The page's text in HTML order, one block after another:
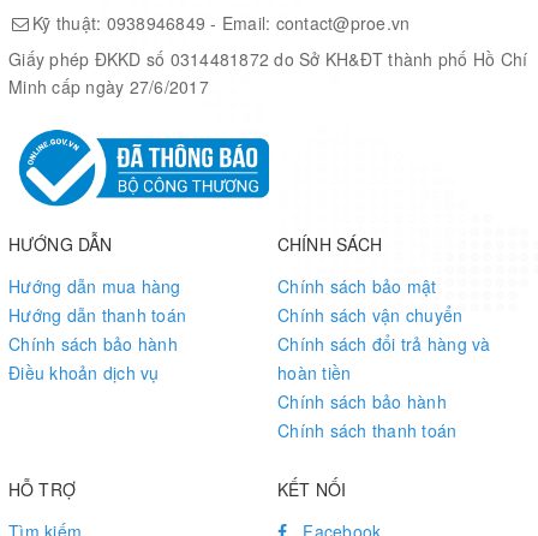
 Built-in LDO for wide operating voltage ranged: 2.5 V to 5.5
V
Memory
(APROM)
+ Configurable Flash memory for data memory (Data
Flash)
+ 2 KB Flash for loader (LDROM)
+ 2 KB SRAM for internal scratch-pad RAM (SRAM)
Clock Control
+ Programmable system clock source
+ Switch clock sources on-the-fly
+ 4 ~ 24 MHz external crystal input (HXT)
+ 32.768 kHz external crystal input (LXT) for Power-down
wake-up and system operation clock
25oC, 5V)
+ Dynamically calibrating the HIRC OSC to 22.1184 MHz
Kỹ thuật: 0938946849 - Email: contact@proe.vn
Giấy phép ĐKKD số 0314481872 do Sở KH&ĐT thành phố Hồ Chí
Minh cấp ngày 27/6/2017
HƯỚNG DẪN
Hướng dẫn mua hàng
Hướng dẫn thanh toán
Chính sách bảo hành
Điều khoản dịch vụ
CHÍNH SÁCH
Chính sách bảo mật
Chính sách vận chuyển
Chính sách đổi trả hàng và
hoàn tiền
Chính sách bảo hành
Chính sách thanh toán
HỖ TRỢ
KẾT NỐI